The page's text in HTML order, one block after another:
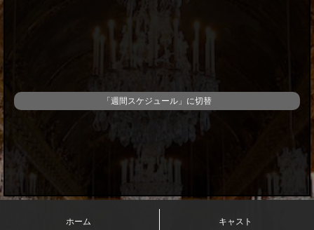
ケ
ジ
ル
「週間スケジュール」に切替
ホーム キャスト